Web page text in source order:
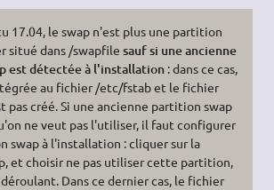
17.04, le swap n'est plus une partition
situé dans /swapfile sauf si une ancienne
est détectée à l'installation: dans ce cas,
au fichier /etc/fstab et le fichier
pas créé. Si une ancienne partition swap
ne veut pas l'utiliser, il faut configurer
swap à l'installation : cliquer sur la
et choisir ne pas utiliser cette partition,
Dans ce dernier cas, le fichier